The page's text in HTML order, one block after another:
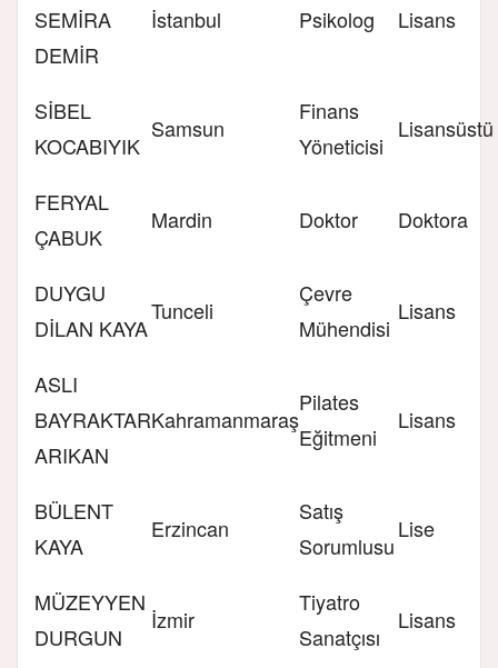
SEMİRA
DEMİR
İstanbul Psikolog Lisans
SİBEL
KOCABIYIK
Samsun
Finans
Yöneticisi
Lisansüstü
FERYAL
ÇABUK
Mardin Doktor Doktora
DUYGU
DİLAN KAYA
Tunceli
Çevre
Mühendisi
Lisans
ASLI
BAYRAKTAR
ARIKAN
Kahramanmaraş
Pilates
Eğitmeni
Lisans
BÜLENT
KAYA
Erzincan
Satış
Sorumlusu
Lise
MÜZEYYEN
DURGUN
İzmir
Tiyatro
Sanatçısı
Lisans